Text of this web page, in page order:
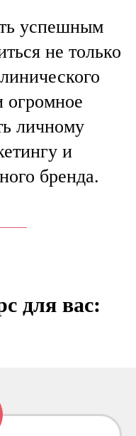
успешным
не только
огромное
личному
и
бренда.
для вас: